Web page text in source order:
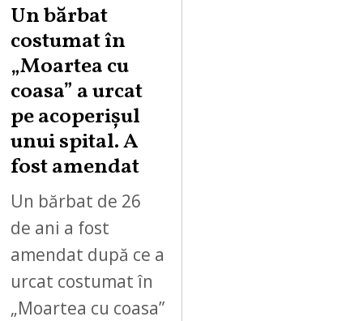
Un bărbat
costumat în
„Moartea cu
coasa” a urcat
pe acoperișul
unui spital. A
fost amendat
Un bărbat de 26
de ani a fost
amendat după ce a
urcat costumat în
„Moartea cu coasa”